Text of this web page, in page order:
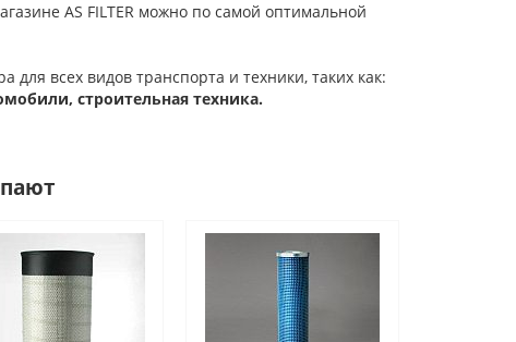
AS FILTER можно по самой оптимальной
для всех видов транспорта и техники, таких как:
строительная техника.